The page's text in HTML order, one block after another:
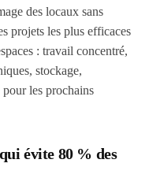
des locaux sans
projets les plus efficaces
: travail concentré,
stockage,
les prochains
évite 80 % des